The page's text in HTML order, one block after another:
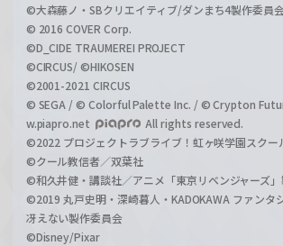
©大森藤ノ・SBクリエイティブ/ダンまち4製作委員
© 2016 COVER Corp.
©D_CIDE TRAUMEREI PROJECT
©CIRCUS/ ©HIKOSEN
©2001-2021 CIRCUS
© SEGA / © Colorful Palette Inc. / © Crypton
w.piapro.net
All rights reserved.
©2022 プロジェクトラブライブ！虹ヶ咲学園スクー
©クール教信者／双葉社
©和久井健・講談社／アニメ「東京リベンジャーズ
©2019 丸戸史明・深崎暮人・KADOKAWA ファンタ
冴えない製作委員会
©Disney/Pixar